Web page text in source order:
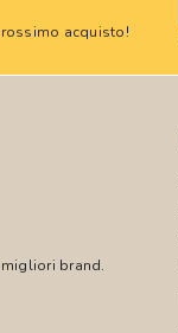
acquisto!
brand.